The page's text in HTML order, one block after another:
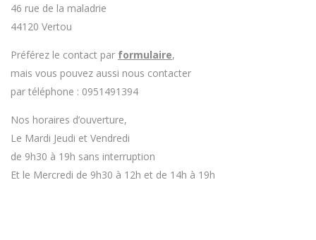
46 rue de la maladrie
44120 Vertou
Préférez le contact par formulaire,
mais vous pouvez aussi nous contacter
par téléphone : 0951491394
Nos horaires d’ouverture,
Le Mardi Jeudi et Vendredi
de 9h30 à 19h sans interruption
Et le Mercredi de 9h30 à 12h et de 14h à 19h